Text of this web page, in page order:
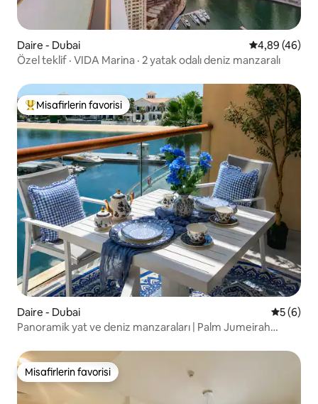
Daire - Dubai 5 üzerinden
4,89 (46)
Özel teklif · VIDA Marina · 2 yatak odalı deniz manzaralı
Misafirlerin favorilerinden en beğenilenler arasında
Misafirlerin favorisi
Daire - Dubai 55 (6)
Panoramik yat ve deniz manzaraları | Palm Jumeirah
Misafirlerin favorisi
Misafirlerin favorisi